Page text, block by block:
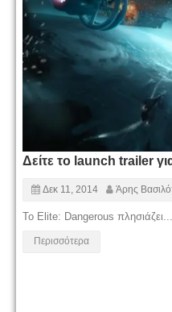
Δείτε το launch trailer
Δεκ 11, 2014 Άρης
Το Elite: Dangerous πλησιάζει...
Περισσότερα